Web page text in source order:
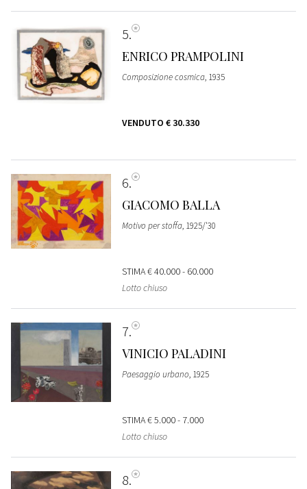
5
ENRICO PRAMPOLINI
Composizione cosmica, 1935
VENDUTO € 30.330
6
GIACOMO BALLA
Motivo per stoffa, 1925/'30
STIMA€ 40.000 - 60.000
Lotto chiuso
7
VINICIO PALADINI
Paesaggio urbano, 1925
STIMA€ 5.000 - 7.000
Lotto chiuso
8